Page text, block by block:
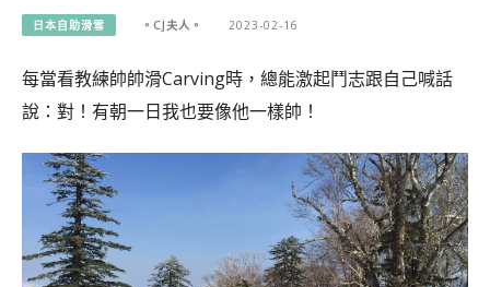
日本自助滑雪 。CJ夫人。 2023-02-16
每當看教練帥帥滑Carving時，總能激起鬥志跟自己喊話
說：對！有朝一日我也要像他一樣帥！